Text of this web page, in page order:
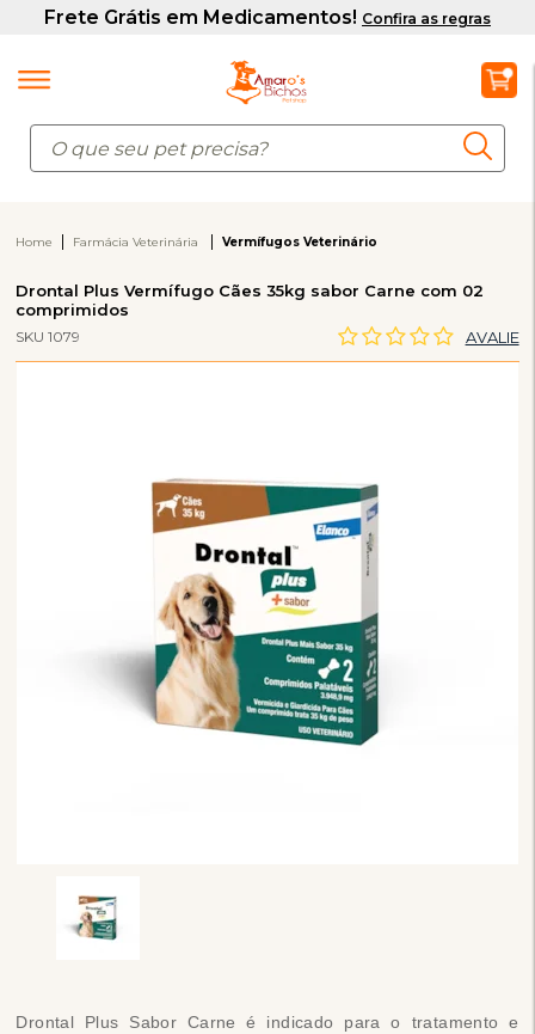
Home Farmácia Veterinária Vermífugos Veterinário
Drontal Plus Vermífugo Cães 35kg sabor Carne com 02
comprimidos
SKU 1079 AVALIE
Drontal Plus Sabor Carne é indicado para o tratamento e